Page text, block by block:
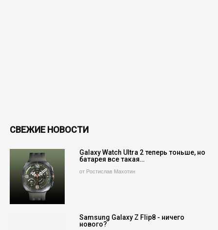
СВЕЖИЕ НОВОСТИ
Galaxy Watch Ultra 2 теперь тоньше, но
батарея все такая…
от Ростислав Махотин
Samsung Galaxy Z Flip8 - ничего
нового?